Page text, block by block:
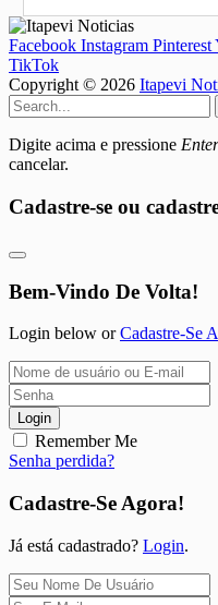
Facebook Instagram Pinterest
TikTok
Copyright © 2026 Itapevi
Digite acima e pressione Enter
cancelar.
Cadastre-se ou
Bem-Vindo De Volta!
Login below orCadastre-Se
Login
Remember Me
Senha perdida?
Cadastre-Se Agora!
Já está cadastrado? Login.